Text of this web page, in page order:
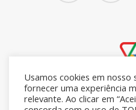
© 2026 CRM7 Zoho Brasil.
Usamos cookies em nosso
fornecer uma experiência
relevante. Ao clicar em